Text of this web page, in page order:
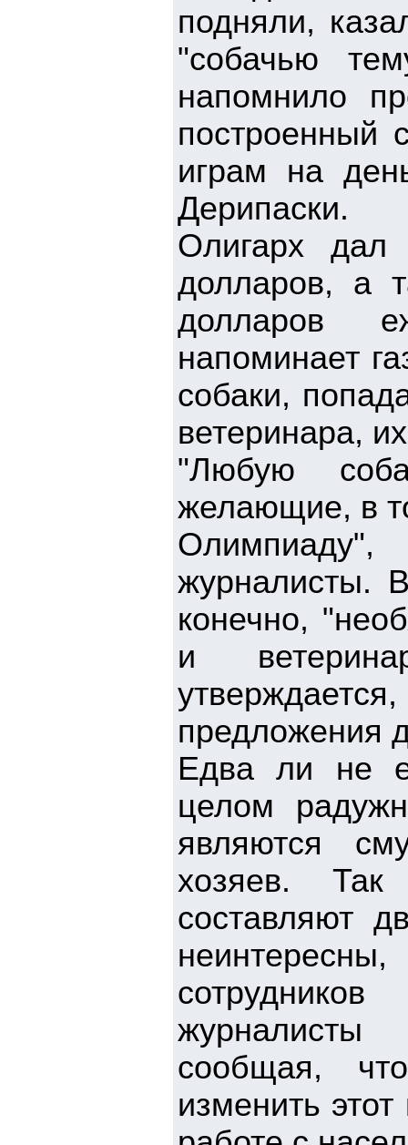
подняли,
"собачью
напомнило
построенный
играм на
Дерипаски.
Олигарх
долларов, а
долларов
напоминает
собаки,
ветеринара,
"Любую
желающие, в
Олимпиаду",
журналисты.
конечно,
и
предложения
Едва ли не
целом
являются
хозяев.
составляют
сообщая,
изменить